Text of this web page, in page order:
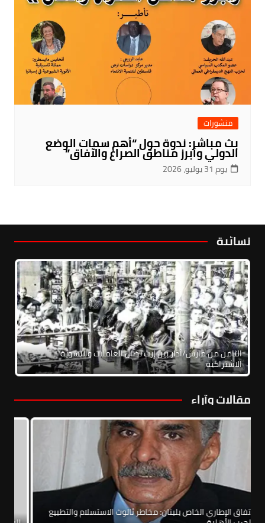
منشورات
بث مباشر: ندوة حول “أهم سمات الوضع
الدولي وأبرز مناطق الصراع والآفاق”
يوم 31 يوليو، 2026
نسائية
الثامن من مارس/آذار بين إرث نضال العاملات والنسوية
الاشتراكية
مقالات وآراء
الاتفاق الإطاري الخاص بلبنان: مخاطر ثالوث الاستسلام والتطبيع